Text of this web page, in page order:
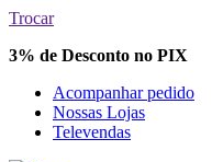
Trocar
3% de Desconto no PIX
Acompanhar pedido
Nossas Lojas
Televendas